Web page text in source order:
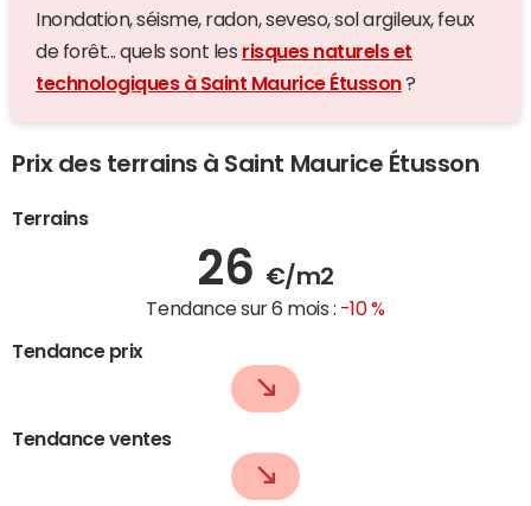
Inondation, séisme, radon, seveso, sol argileux, feux
de forêt... quels sont les risques naturels et
technologiques à Saint Maurice Étusson?
Prix des terrains à Saint Maurice Étusson
Terrains
26 €/m2
Tendance sur 6 mois : -10 %
Tendance prix
Tendance ventes